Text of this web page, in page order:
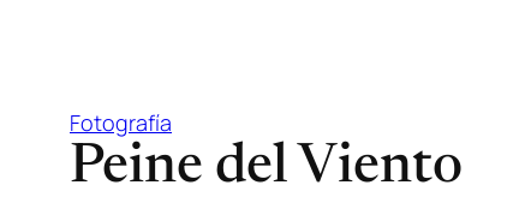
Fotografía
Peine del Viento